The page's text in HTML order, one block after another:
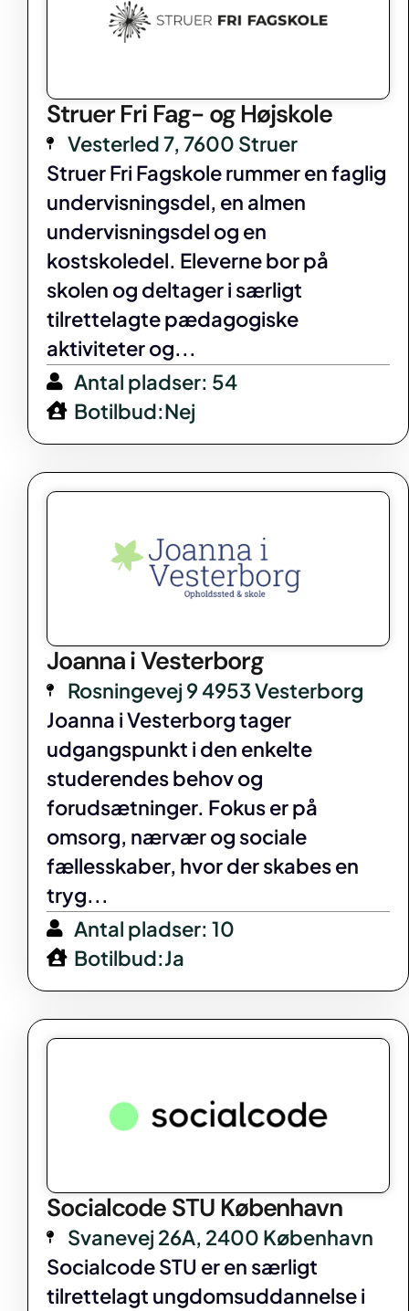
Struer Fri Fag- og Højskole
Vesterled 7, 7600 Struer
Struer Fri Fagskole rummer en faglig
undervisningsdel, en almen
undervisningsdel og en
kostskoledel. Eleverne bor på
skolen og deltager i særligt
tilrettelagte pædagogiske
aktiviteter og...
Antal pladser: 54
Botilbud:Nej
Joanna i Vesterborg
Rosningevej 9 4953 Vesterborg
Joanna i Vesterborg tager
udgangspunkt i den enkelte
studerendes behov og
forudsætninger. Fokus er på
omsorg, nærvær og sociale
fællesskaber, hvor der skabes en
tryg...
Antal pladser: 10
Botilbud:Ja
Socialcode STU København
Svanevej 26A, 2400 København
Socialcode STU er en særligt
tilrettelagt ungdomsuddannelse i